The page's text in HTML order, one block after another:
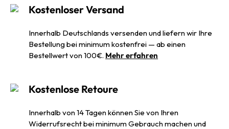
Kostenloser Versand
Innerhalb Deutschlands versenden und liefern wir Ihre
Bestellung bei minimum kostenfrei — ab einen
Bestellwert von 100€. Mehr erfahren
Kostenlose Retoure
Innerhalb von 14 Tagen können Sie von Ihren
Widerrufsrecht bei minimum Gebrauch machen und